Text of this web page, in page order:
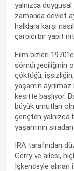
yalnızca
zamanda devlet
halklara karşı
çarpıcı bir yapıt
Film bizleri
sömürgeciliğinin
çöktüğü, işsizliğin,
yaşamın
kesitte başlıyor.
büyük umutları
gençten yalnızca
yaşamının sıradan
IRA tarafından
Gerry ve ailesi,
İşkenceyle alınan